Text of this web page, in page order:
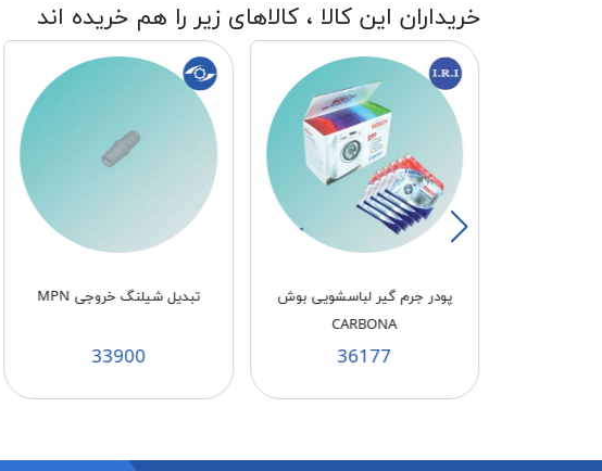
خریداران این کالا ، کالاهای زیر را هم خریده اند
پودر جرم گیر لباسشویی بوش
CARBONA
36177
تبدیل شیلنگ خروجی MPN
33900